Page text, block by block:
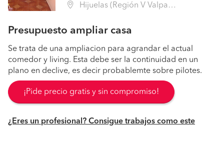
Hijuelas (Región V Valparaíso - Quillota)
Presupuesto ampliar casa
Se trata de una ampliacion para agrandar el actual
comedor y living. Esta debe ser la continuidad en un
plano en declive, es decir probablemte sobre pilotes.
¡Pide precio gratis y sin compromiso!
¿Eres un profesional? Consigue trabajos como este